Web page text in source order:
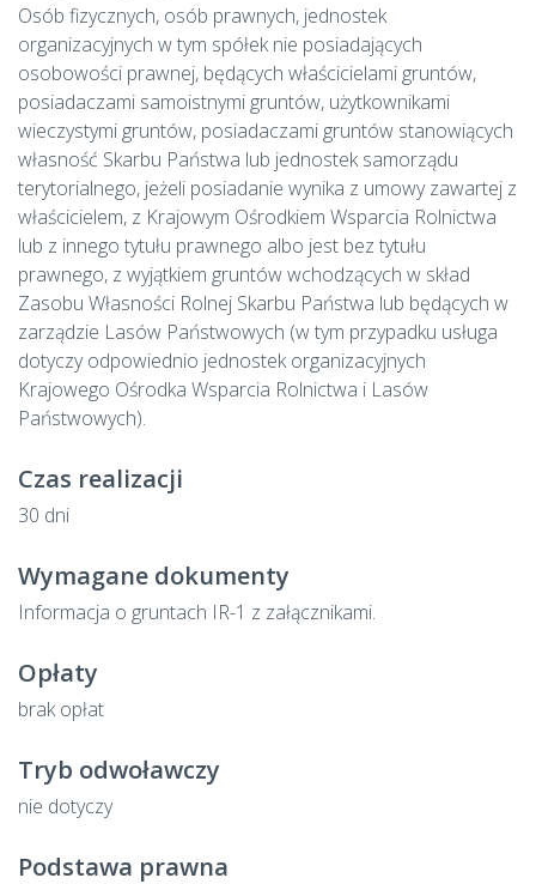
Osób fizycznych, osób prawnych, jednostek
organizacyjnych w tym spółek nie posiadających
osobowości prawnej, będących właścicielami gruntów,
posiadaczami samoistnymi gruntów, użytkownikami
wieczystymi gruntów, posiadaczami gruntów stanowiących
własność Skarbu Państwa lub jednostek samorządu
terytorialnego, jeżeli posiadanie wynika z umowy zawartej z
właścicielem, z Krajowym Ośrodkiem Wsparcia Rolnictwa
lub z innego tytułu prawnego albo jest bez tytułu
prawnego, z wyjątkiem gruntów wchodzących w skład
Zasobu Własności Rolnej Skarbu Państwa lub będących w
zarządzie Lasów Państwowych (w tym przypadku usługa
dotyczy odpowiednio jednostek organizacyjnych
Krajowego Ośrodka Wsparcia Rolnictwa i Lasów
Państwowych).
Czas realizacji
30 dni
Wymagane dokumenty
Informacja o gruntach IR-1 z załącznikami.
Opłaty
brak opłat
Tryb odwoławczy
nie dotyczy
Podstawa prawna